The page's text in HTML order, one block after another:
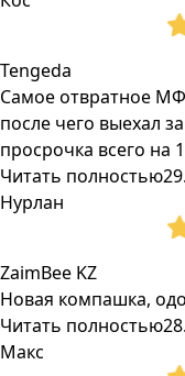
Tengeda
Самое отвратное
после чего выехал
просрочка всего на
Читать полностью
Нурлан
ZaimBee KZ
Новая компашка,
Читать полностью
Макс